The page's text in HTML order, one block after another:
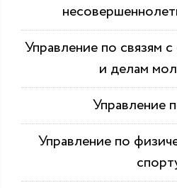
Управление по связям
и делам
Управление
Управление по